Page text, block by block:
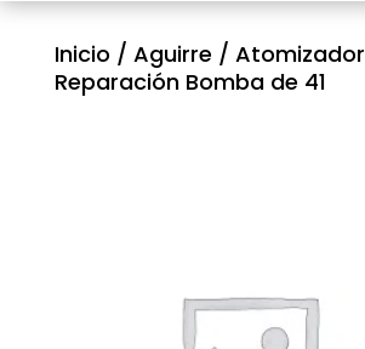
Inicio / Aguirre / Atomizador
Reparación Bomba de 41